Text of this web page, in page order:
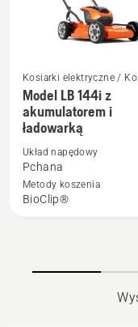
Zobacz
więcej
szczegółów
Model
LB 144i
Kosiarki elektryczne /
akumulatorowe
Model LB 144i z
akumulatorem i
ładowarką
Układ napędowy
Pchana
Metody koszenia
BioClip®